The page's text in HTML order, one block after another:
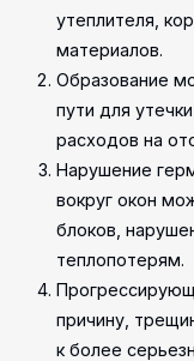
утеплителя,
материалов.
Образование
пути для
расходов на
Нарушение
вокруг окон
блоков,
теплопотерям.
причину,
к более